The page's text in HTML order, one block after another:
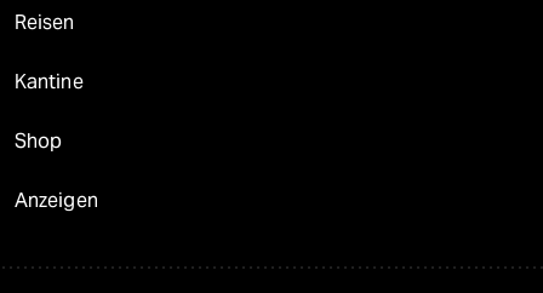
Reisen
Kantine
Shop
Anzeigen